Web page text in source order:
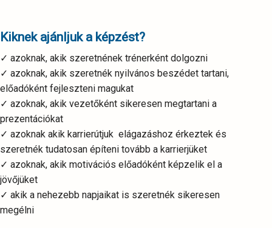
Kiknek ajánljuk a képzést?
✓ azoknak, akik szeretnének trénerként dolgozni
✓ azoknak, akik szeretnék nyilvános beszédet tartani,
előadóként fejleszteni magukat
✓ azoknak, akik vezetőként sikeresen megtartani a
prezentációkat
✓ azoknak akik karrierútjuk elágazáshoz érkeztek és
szeretnék tudatosan építeni tovább a karrierjüket
✓ azoknak, akik motivációs előadóként képzelik el a
jövőjüket
✓ akik a nehezebb napjaikat is szeretnék sikeresen
megélni